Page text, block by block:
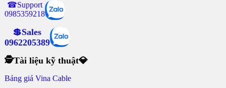
☎Support
0985359218
💲Sales
0962205389
🕵Tài liệu kỹ thuật💎
Bảng giá Vina Cable